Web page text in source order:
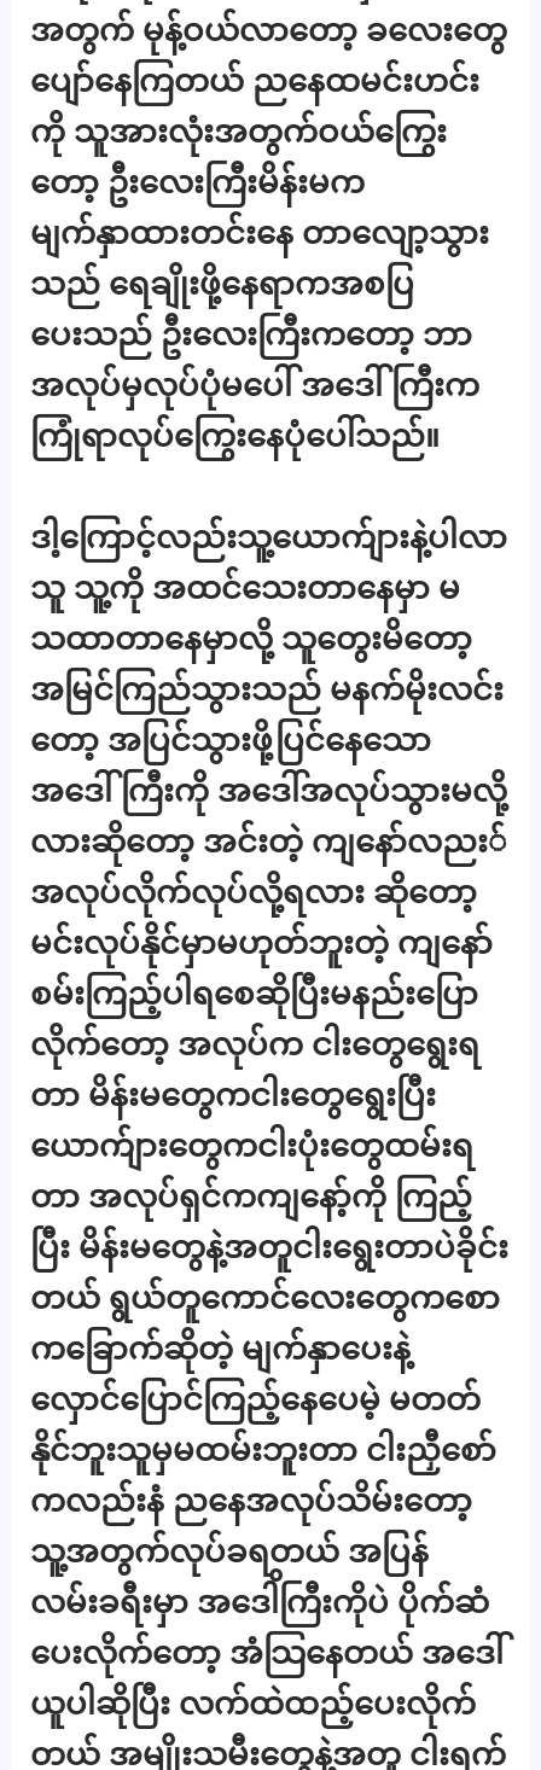
အတွက် မုန့်ဝယ်လာတော့ ခလေးတွေ
ပျော်နေကြတယ် ညနေထမင်းဟင်း
ကို သူအားလုံးအတွက်ဝယ်ကြွေး
တော့ ဦးလေးကြီးမိန်းမက
မျက်နှာထားတင်းနေ တာလျော့သွား
သည် ရေချိုးဖို့နေရာကအစပြ
ပေးသည် ဦးလေးကြီးကတော့ ဘာ
အလုပ်မှလုပ်ပုံမပေါ် အဒေါ်ကြီးက
ကြုံရာလုပ်ကြွေးနေပုံပေါ်သည်။
ဒါ့ကြောင့်လည်းသူ့ယောက်ျားနဲ့ပါလာ
သူ သူ့ကို အထင်သေးတာနေမှာ မ
သထာတာနေမှာလို့ သူတွေးမိတော့
အမြင်ကြည်သွားသည် မနက်မိုးလင်း
တော့ အပြင်သွားဖို့ပြင်နေသော
အဒေါ်ကြီးကို အဒေါ်အလုပ်သွားမလို့
လားဆိုတော့ အင်းတဲ့ ကျနော်လညး်
အလုပ်လိုက်လုပ်လို့ရလား ဆိုတော့
မင်းလုပ်နိုင်မှာမဟုတ်ဘူးတဲ့ ကျနော်
စမ်းကြည့်ပါရစေဆိုပြီးမနည်းပြော
လိုက်တော့ အလုပ်က ငါးတွေရွေးရ
တာ မိန်းမတွေကငါးတွေရွေးပြီး
ယောက်ျားတွေကငါးပုံးတွေထမ်းရ
တာ အလုပ်ရှင်ကကျနော့်ကို ကြည့်
ပြီး မိန်းမတွေနဲ့အတူငါးရွေးတာပဲခိုင်း
တယ် ရွယ်တူကောင်လေးတွေကစော
ကခြောက်ဆိုတဲ့ မျက်နှာပေးနဲ့
လှောင်ပြောင်ကြည့်နေပေမဲ့ မတတ်
နိုင်ဘူးသူမှမထမ်းဘူးတာ ငါးညှီစော်
ကလည်းနံ ညနေအလုပ်သိမ်းတော့
သူ့အတွက်လုပ်ခရတယ် အပြန်
လမ်းခရီးမှာ အဒေါိကြီးကိုပဲ ပိုက်ဆံ
ပေးလိုက်တော့ အံသြနေတယ် အဒေါ်
ယူပါဆိုပြီး လက်ထဲထည့်ပေးလိုက်
တယ် အမျိုးသမီးတွေနဲ့အတူ ငါးရက်